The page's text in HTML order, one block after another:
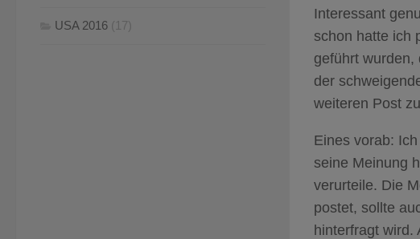
Interessant
schon hatte ich
geführt wurden,
der
weiteren Post
Eines vorab:
seine Meinung
verurteile. Die
postet, sollte
hinterfragt wird.
USA 2016 (17)